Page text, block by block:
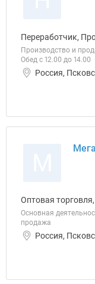
Переработчик,
Производство и
Обед с 12.00 до 14.00
Россия,
Оптовая
Основная
продажа
Россия,